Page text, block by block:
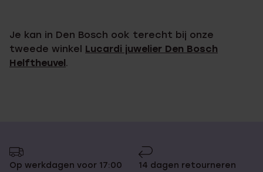
Je kan in Den Bosch ook terecht bij onze
tweede winkel Lucardi juwelier Den Bosch
Helftheuvel.
Op werkdagen voor 17:00
14 dagen retourneren